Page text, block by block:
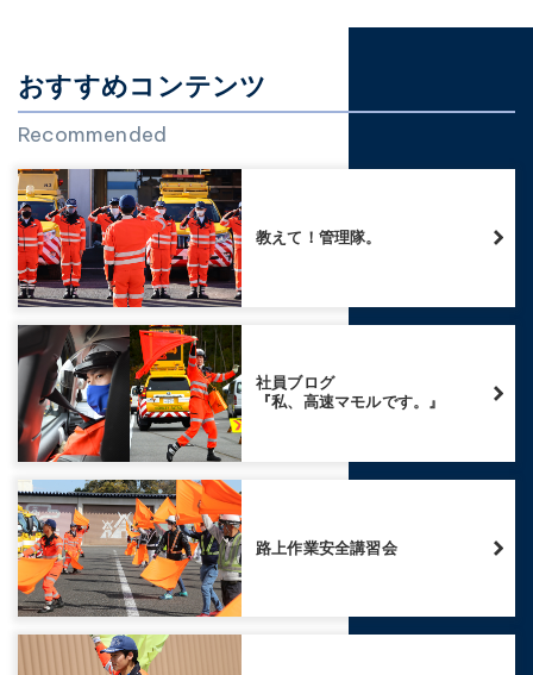
おすすめコンテンツ
Recommended
教えて！管理隊。
社員ブログ
『私、高速マモルです。』
路上作業安全講習会